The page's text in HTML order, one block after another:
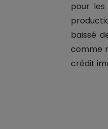
pour
baissé
comme
crédit